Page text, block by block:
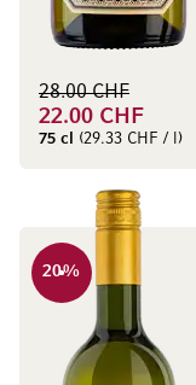
22.00 CHF
28.00 CHF
75 cl (29.33 CHF / l)
20%